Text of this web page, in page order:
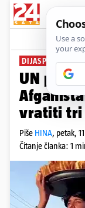
DIJASPORA SE
UN
vratiti tri
Piše HINA, petak,
Čitanje članka: 1